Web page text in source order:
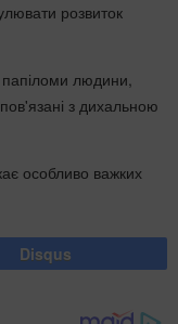
розвиток
папіломи людини,
з дихальною
особливо важких
Disqus